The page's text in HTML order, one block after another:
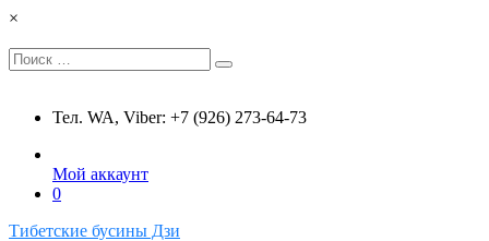
Перейти
содержимому
×
Искать:
Поиск
Тел. WA, Viber: +7 (926) 273-64-73
Мой аккаунт
0
Тибетские бусины Дзи